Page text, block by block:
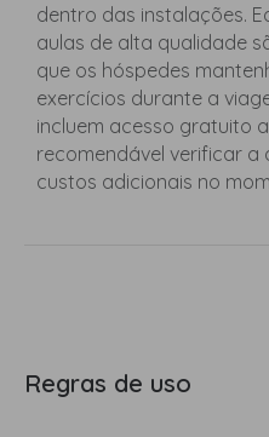
dentro das instalações.
aulas de alta qualidade
que os hóspedes
exercícios durante a
incluem acesso gratuito
recomendável verificar a
custos adicionais no
Regras de uso